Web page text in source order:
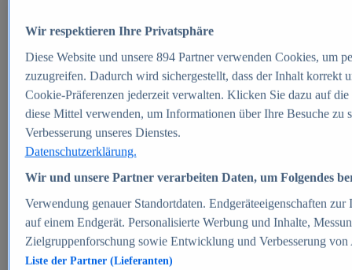
Zum Report
E-commerce
Beliebte Statistiken
Aktuelle Statistiken
E-Commerce - Entwicklung des Umsatzes in
Deutschland 1999-2025
Umsatz von Amazon in Deutschland und weltweit
2010-2025
B2C-E-Commerce: Top-50 Online Shops in
Deutschland 2024
Marktanteile von Online-Zahlungsverfahren in
Deutschland 2024
Umsatzstarke Warengruppen im Online-Handel in
Deutschland 2023-2025
Wir respektieren Ihre Privatsphäre
Diese Website und unsere 894Partner verwenden Cookies, um
zuzugreifen. Dadurch wird sichergestellt, dass der Inhalt korrekt
Cookie-Präferenzen jederzeit verwalten. Klicken Sie dazu auf
diese Mittel verwenden, um Informationen über Ihre Besuche
Verbesserung unseres Dienstes.
Datenschutzerklärung.
Wir und unsere Partner verarbeiten Daten, um Folgendes
Verwendung genauer Standortdaten. Endgeräteeigenschaften
auf einem Endgerät. Personalisierte Werbung und Inhalte,
Zielgruppenforschung sowie Entwicklung und Verbesserung von
Liste der Partner (Lieferanten)